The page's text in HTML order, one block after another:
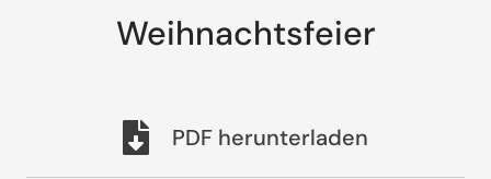
Weihnachtsfeier
PDF herunterladen